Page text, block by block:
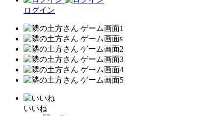
ログイン
いいね